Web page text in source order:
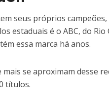
seus próprios
estaduais é o ABC, do
essa marca há anos.
mais se aproximam desse
títulos.